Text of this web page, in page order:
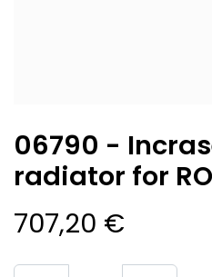
06790 -
radiator for
707,20 €